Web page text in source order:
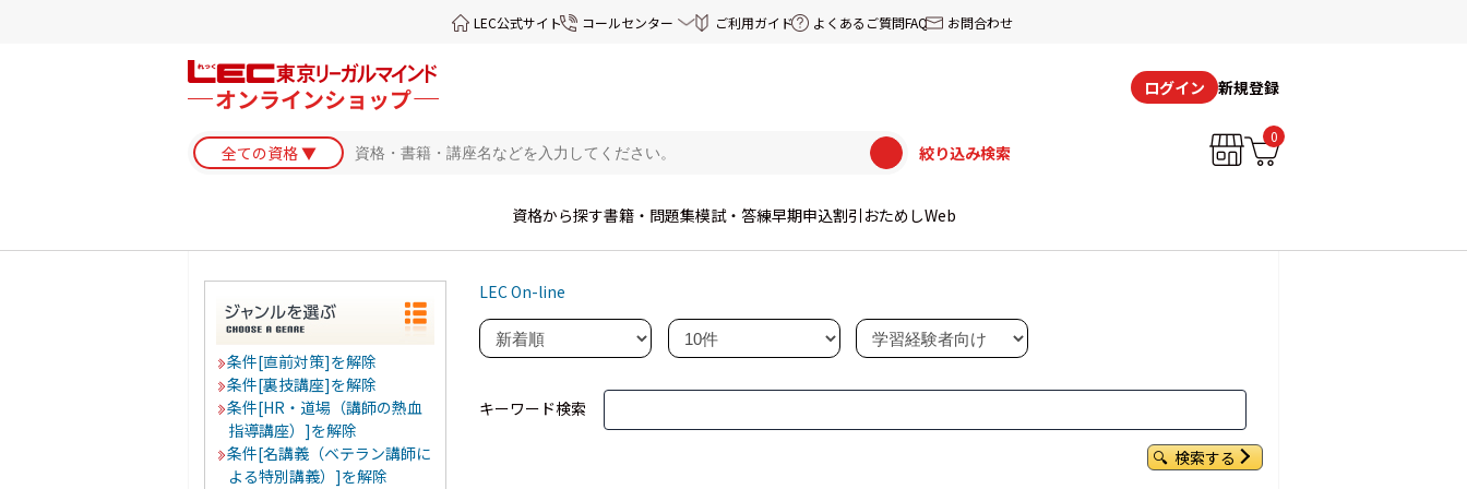
LEC公式サイト コールセンター ご利用ガイド よくあるご質問FAQ お問合わせ
ログイン 新規登録
絞り込み検索
0
資格から探す書籍・問題集模試・答練早期申込割引 おためしWeb
条件[直前対策]を解除
条件[裏技講座]を解除
条件[HR・道場（講師の熱血
指導講座）]を解除
条件[名講義（ベテラン講師に
よる特別講義）]を解除
LEC On-line
キーワード検索
検索する